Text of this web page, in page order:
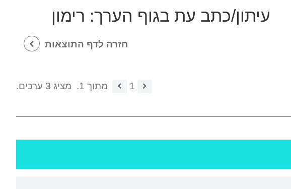
עיתון/כתב עת בגוף הערך: רימון
חזרה לדף התוצאות
1 מתוך 1.
מציג 3 ערכים.